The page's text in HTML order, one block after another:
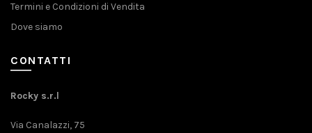
Termini e Condizioni di Vendita
Dove siamo
CONTATTI
Rocky s.r.l
Via Canalazzi, 75